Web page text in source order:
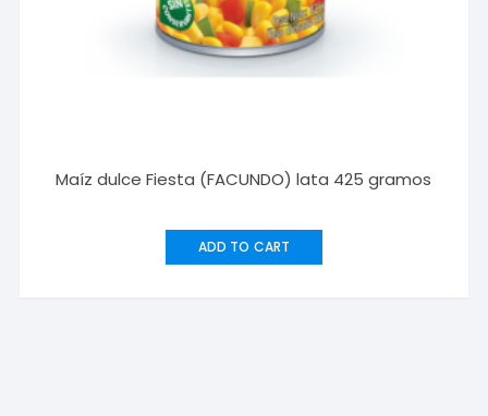
Maíz dulce Fiesta (FACUNDO) lata 425 gramos
ADD TO CART